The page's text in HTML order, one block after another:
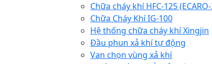
Chữa cháy khí HFC-125
Chữa Cháy Khí IG-100
Hệ thống chữa cháy khí Xingjin
Đầu phun xả khí tự động
Van chọn vùng xả khí